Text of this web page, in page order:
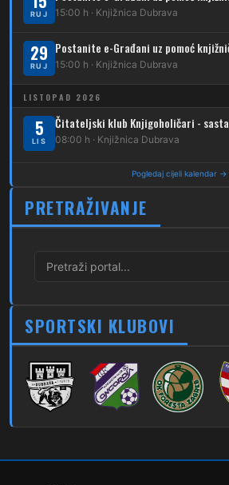
261 Dubec – Sesvete – Goranec
262 Dubec – Sesvete – Planina Donja
263 Dubec – Sesvete–Kašina – Pl.Gornja
264 Dubec – Sesvete – Jesenovec
267
271 Dubec – Sesvete – Glavnica Donja
274 Dubec – Sesvete – Laktec
279
280 Dubec – Sesvete – Šimuncevec
RUJ 15:00 h · Knjižnica Dubrava
29
RUJ
Postanite e-Građani uz pomoć
15:00 h · Knjižnica Dubrava
LISTOPAD 2026
5
LIS
Čitateljski klub Knjigoholičari -
08:00 h · Knjižnica Dubrava
Pogledaj cijeli kalendar →
PRETRAŽIVANJE
SPORTSKI KLUBOVI